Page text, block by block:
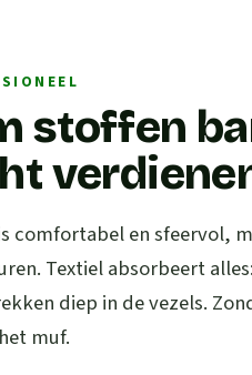
stoffen
comfortabel en sfeervol,
Textiel absorbeert
diep in de vezels.
muf.